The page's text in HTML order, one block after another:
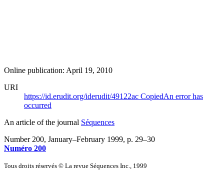
Online publication: April 19, 2010
URI
https://id.erudit.org/iderudit/49122ac CopiedAn error has
occurred
An article of the journal Séquences
Number 200, January–February 1999, p. 29–30
Numéro 200
Tous droits réservés © La revue Séquences Inc., 1999